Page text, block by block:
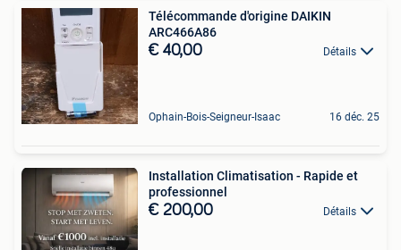
Télécommande d'origine DAIKIN
ARC466A86
€ 40,00 Détails
Ophain-Bois-Seigneur-Isaac 16 déc. 25
Installation Climatisation - Rapide et
professionnel
€ 200,00 Détails